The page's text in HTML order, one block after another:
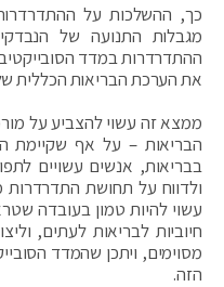
כך, ההשלכות על
מגבלות התנועה של
ההתדרדרות במדד
את הערכת הבריאות הכללית
ממצא זה עשוי להצביע על
הבריאות – על אף שקיימת
בבריאות, אנשים עשויים
ולדווח על תחושת
עשוי להיות טמון בעובדה
חיוביות לבריאות לעתים,
מסוימים, ויתכן שהמדד
הזה.